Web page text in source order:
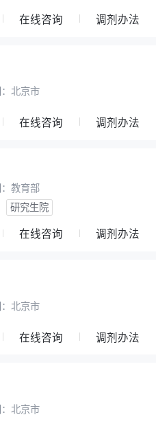
在线咨询 调剂办法
北京市
在线咨询 调剂办法
教育部
研究生院
在线咨询 调剂办法
北京市
在线咨询 调剂办法
北京市